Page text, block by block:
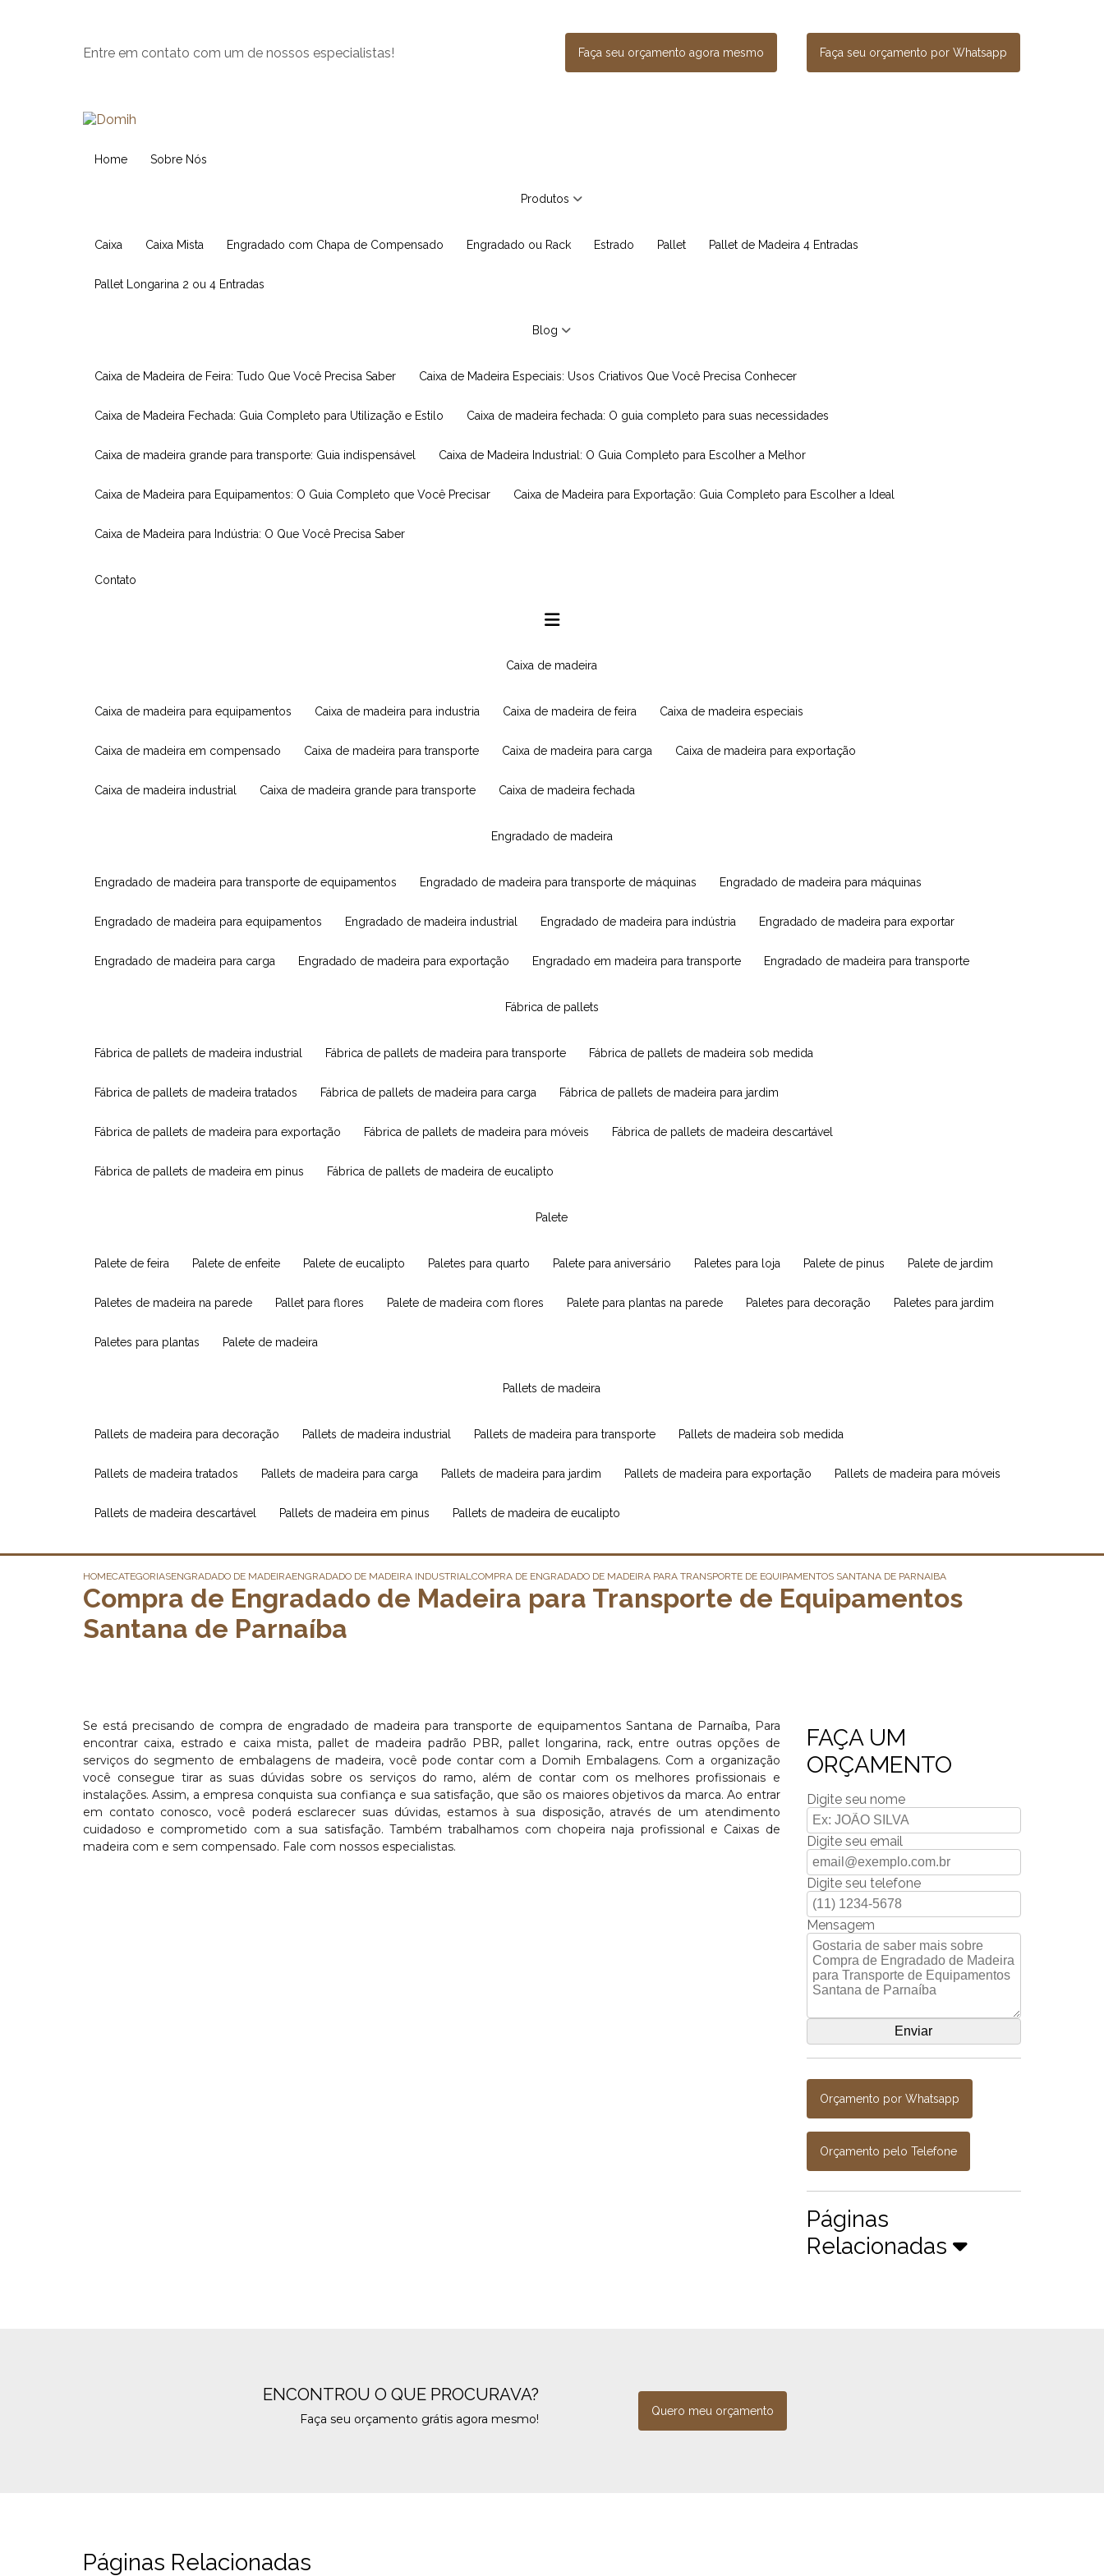
Entre em contato com um de nossos especialistas! Faça seu orçamento agora mesmo Faça seu orçamento por Whatsapp
Home Sobre Nós
Produtos
Caixa Caixa Mista Engradado com Chapa de Compensado Engradado ou Rack Estrado Pallet Pallet de Madeira 4 Entradas
Pallet Longarina 2 ou 4 Entradas
Blog
Caixa de Madeira de Feira: Tudo Que Você Precisa Saber Caixa de Madeira Especiais: Usos Criativos Que Você Precisa Conhecer
Caixa de Madeira Fechada: Guia Completo para Utilização e Estilo Caixa de madeira fechada: O guia completo para suas necessidades
Caixa de madeira grande para transporte: Guia indispensável Caixa de Madeira Industrial: O Guia Completo para Escolher a Melhor
Caixa de Madeira para Equipamentos: O Guia Completo que Você Precisar Caixa de Madeira para Exportação: Guia Completo para Escolher a Ideal
Caixa de Madeira para Indústria: O Que Você Precisa Saber
Contato
caixa de madeira
caixa de madeira para equipamentos caixa de madeira para industria caixa de madeira de feira caixa de madeira especiais
caixa de madeira em compensado caixa de madeira para transporte caixa de madeira para carga caixa de madeira para exportação
caixa de madeira industrial caixa de madeira grande para transporte caixa de madeira fechada
engradado de madeira
engradado de madeira para transporte de equipamentos engradado de madeira para transporte de máquinas engradado de madeira para máquinas
engradado de madeira para equipamentos engradado de madeira industrial engradado de madeira para indústria engradado de madeira para exportar
engradado de madeira para carga engradado de madeira para exportação engradado em madeira para transporte engradado de madeira para transporte
fábrica de pallets
fábrica de pallets de madeira industrial fábrica de pallets de madeira para transporte fábrica de pallets de madeira sob medida
fábrica de pallets de madeira tratados fábrica de pallets de madeira para carga fábrica de pallets de madeira para jardim
fábrica de pallets de madeira para exportação fábrica de pallets de madeira para móveis fábrica de pallets de madeira descartável
fábrica de pallets de madeira em pinus fábrica de pallets de madeira de eucalipto
palete
palete de feira palete de enfeite palete de eucalipto paletes para quarto palete para aniversário paletes para loja palete de pinus palete de jardim
paletes de madeira na parede pallet para flores palete de madeira com flores palete para plantas na parede paletes para decoração paletes para jardim
paletes para plantas palete de madeira
pallets de madeira
pallets de madeira para decoração pallets de madeira industrial pallets de madeira para transporte pallets de madeira sob medida
pallets de madeira tratados pallets de madeira para carga pallets de madeira para jardim pallets de madeira para exportação pallets de madeira para móveis
pallets de madeira descartável pallets de madeira em pinus pallets de madeira de eucalipto
HOMECATEGORIASENGRADADO DE MADEIRAENGRADADO DE MADEIRA INDUSTRIALCOMPRA DE ENGRADADO DE MADEIRA PARA TRANSPORTE DE EQUIPAMENTOS SANTANA DE PARNAIBA
Compra de Engradado de Madeira para Transporte de Equipamentos
Santana de Parnaíba
Se está precisando de compra de engradado de madeira para transporte de equipamentos Santana de Parnaíba, Para
encontrar caixa, estrado e caixa mista, pallet de madeira padrão PBR, pallet longarina, rack, entre outras opções de
serviços do segmento de embalagens de madeira, você pode contar com a Domih Embalagens. Com a organização
você consegue tirar as suas dúvidas sobre os serviços do ramo, além de contar com os melhores profissionais e
instalações. Assim, a empresa conquista sua confiança e sua satisfação, que são os maiores objetivos da marca. Ao entrar
em contato conosco, você poderá esclarecer suas dúvidas, estamos à sua disposição, através de um atendimento
cuidadoso e comprometido com a sua satisfação. Também trabalhamos com chopeira naja profissional e Caixas de
madeira com e sem compensado. Fale com nossos especialistas.
FAÇA UM
ORÇAMENTO
Digite seu nome
Digite seu email
Digite seu telefone
Mensagem
Orçamento por Whatsapp
Orçamento pelo Telefone
Páginas
Relacionadas
ENCONTROU O QUE PROCURAVA?
Faça seu orçamento grátis agora mesmo!
Quero meu orçamento
Páginas Relacionadas